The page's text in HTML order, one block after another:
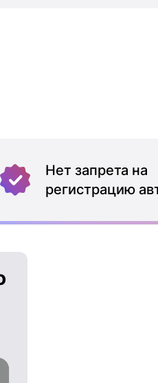
Нет запрета на
регистрацию